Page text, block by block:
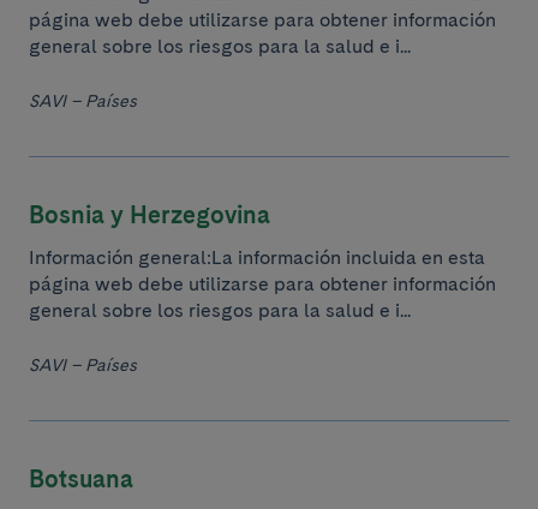
página web debe utilizarse para obtener información
general sobre los riesgos para la salud e i...
SAVI – Países
Bosnia y Herzegovina
Información general:La información incluida en esta
página web debe utilizarse para obtener información
general sobre los riesgos para la salud e i...
SAVI – Países
Botsuana